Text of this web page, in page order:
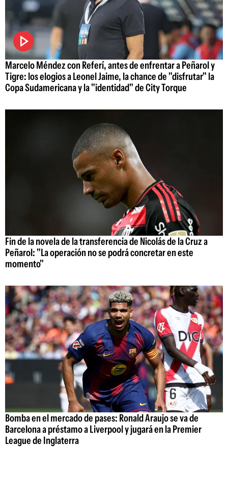
Marcelo Méndez con Referí, antes de enfrentar a Peñarol y
Tigre: los elogios a Leonel Jaime, la chance de "disfrutar" la
Copa Sudamericana y la "identidad" de City Torque
Fin de la novela de la transferencia de Nicolás de la Cruz a
Peñarol: "La operación no se podrá concretar en este
momento"
Bomba en el mercado de pases: Ronald Araujo se va de
Barcelona a préstamo a Liverpool y jugará en la Premier
League de Inglaterra